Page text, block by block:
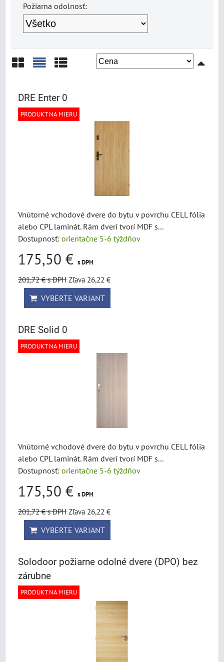
Požiarna odolnosť:
DRE Enter 0
PRODUKT NA MIERU
Vnútorné vchodové dvere do bytu v povrchu CELL fólia
alebo CPL laminát. Rám dverí tvorí MDF s...
Dostupnosť: orientačne 5-6 týždňov
175,50 € s DPH
201,72 €s DPH Zľava 26,22 €
VYBERTE VARIANT
DRE Solid 0
PRODUKT NA MIERU
Vnútorné vchodové dvere do bytu v povrchu CELL fólia
alebo CPL laminát. Rám dverí tvorí MDF s...
Dostupnosť: orientačne 5-6 týždňov
175,50 € s DPH
201,72 €s DPH Zľava 26,22 €
VYBERTE VARIANT
Solodoor požiarne odolné dvere (DPO) bez
zárubne
PRODUKT NA MIERU